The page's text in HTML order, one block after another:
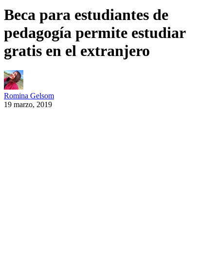
Beca para estudiantes de
pedagogía permite estudiar
gratis en el extranjero
Romina Gelsom
19 marzo, 2019